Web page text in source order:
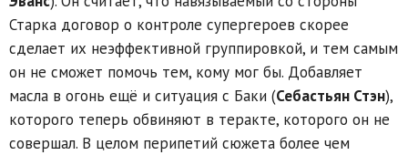
Старка договор о контроле супергероев скорее
сделает их неэффективной группировкой, и тем самым
он не сможет помочь тем, кому мог бы. Добавляет
масла в огонь ещё и ситуация с Баки (Себастьян Стэн),
которого теперь обвиняют в теракте, которого он не
совершал. В целом перипетий сюжета более чем